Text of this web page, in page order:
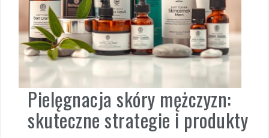
Pielęgnacja skóry mężczyzn:
skuteczne strategie i produkty